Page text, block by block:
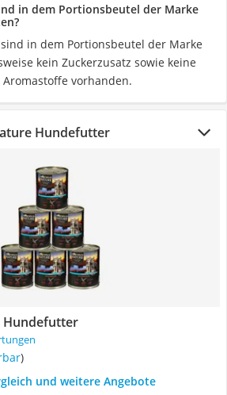
in dem Portionsbeutel der Marke
in dem Portionsbeutel der Marke
kein Zuckerzusatz sowie keine
vorhanden.
Hundefutter
Hundefutter
)
und weitere Angebote